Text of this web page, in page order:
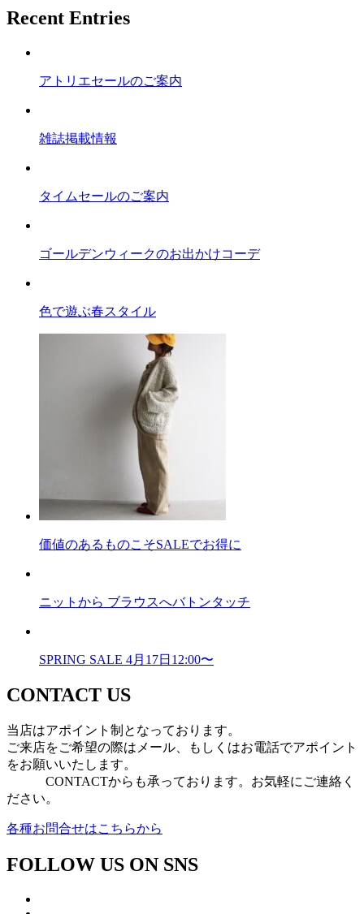
Recent Entries
アトリエセールのご案内
雑誌掲載情報
タイムセールのご案内
ゴールデンウィークのお出かけコーデ
色で遊ぶ春スタイル
価値のあるものこそSALEでお得に
ニットから ブラウスへバトンタッチ
SPRING SALE 4月17日12:00〜
CONTACT US
当店はアポイント制となっております。
ご来店をご希望の際はメール、もしくはお電話でアポイント
をお願いいたします。
CONTACTからも承っております。お気軽にご連絡く
ださい。
各種お問合せはこちらから
FOLLOW US ON SNS